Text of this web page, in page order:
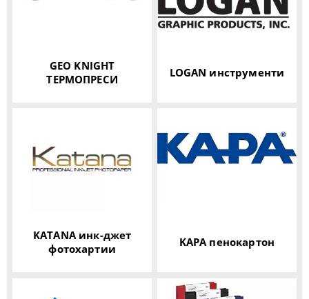
GEO KNIGHT
ТЕРМОПРЕСИ
LOGAN инструменти
KATANA инк-джет
фотохартии
KAPA пенокартон